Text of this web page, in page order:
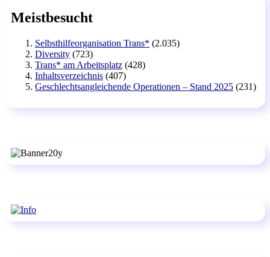
Meistbesucht
Selbsthilfeorganisation Trans* (2.035)
Diversity (723)
Trans* am Arbeitsplatz (428)
Inhaltsverzeichnis (407)
Geschlechtsangleichende Operationen – Stand 2025 (231)